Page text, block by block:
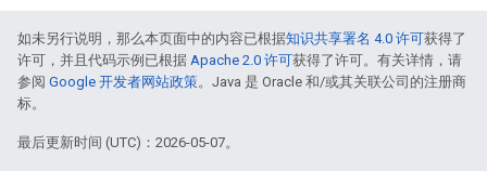
如未另行说明，那么本页面中的内容已根据知识共享署名 4.0 许可获得了
许可，并且代码示例已根据 Apache 2.0 许可获得了许可。有关详情，请
参阅 Google 开发者网站政策。Java 是 Oracle 和/或其关联公司的注册商
标。
最后更新时间 (UTC)：2026-05-07。